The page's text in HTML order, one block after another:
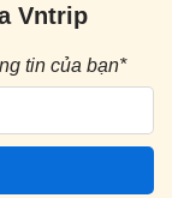
Vntrip
tin của bạn*